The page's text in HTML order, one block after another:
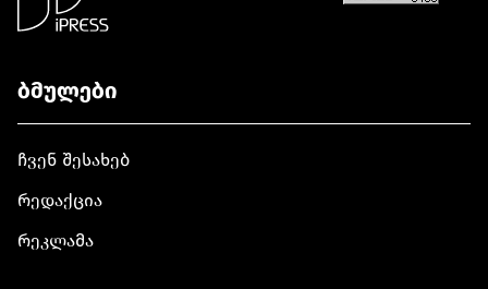
ბმულები
ჩვენ შესახებ
რედაქცია
რეკლამა